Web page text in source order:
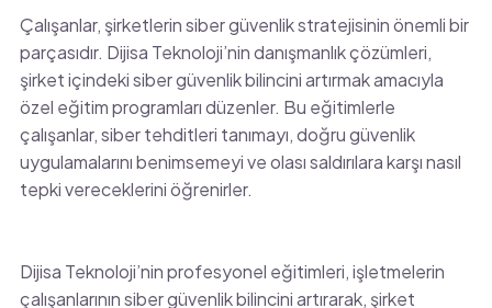
Çalışanlar, şirketlerin siber güvenlik stratejisinin önemli bir
parçasıdır. Dijisa Teknoloji’nin danışmanlık çözümleri,
şirket içindeki siber güvenlik bilincini artırmak amacıyla
özel eğitim programları düzenler. Bu eğitimlerle
çalışanlar, siber tehditleri tanımayı, doğru güvenlik
uygulamalarını benimsemeyi ve olası saldırılara karşı nasıl
tepki vereceklerini öğrenirler.
Dijisa Teknoloji’nin profesyonel eğitimleri, işletmelerin
çalışanlarının siber güvenlik bilincini artırarak, şirket